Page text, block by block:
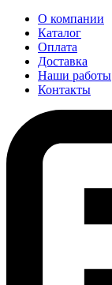
О компании
Каталог
Оплата
Доставка
Наши работы
Контакты